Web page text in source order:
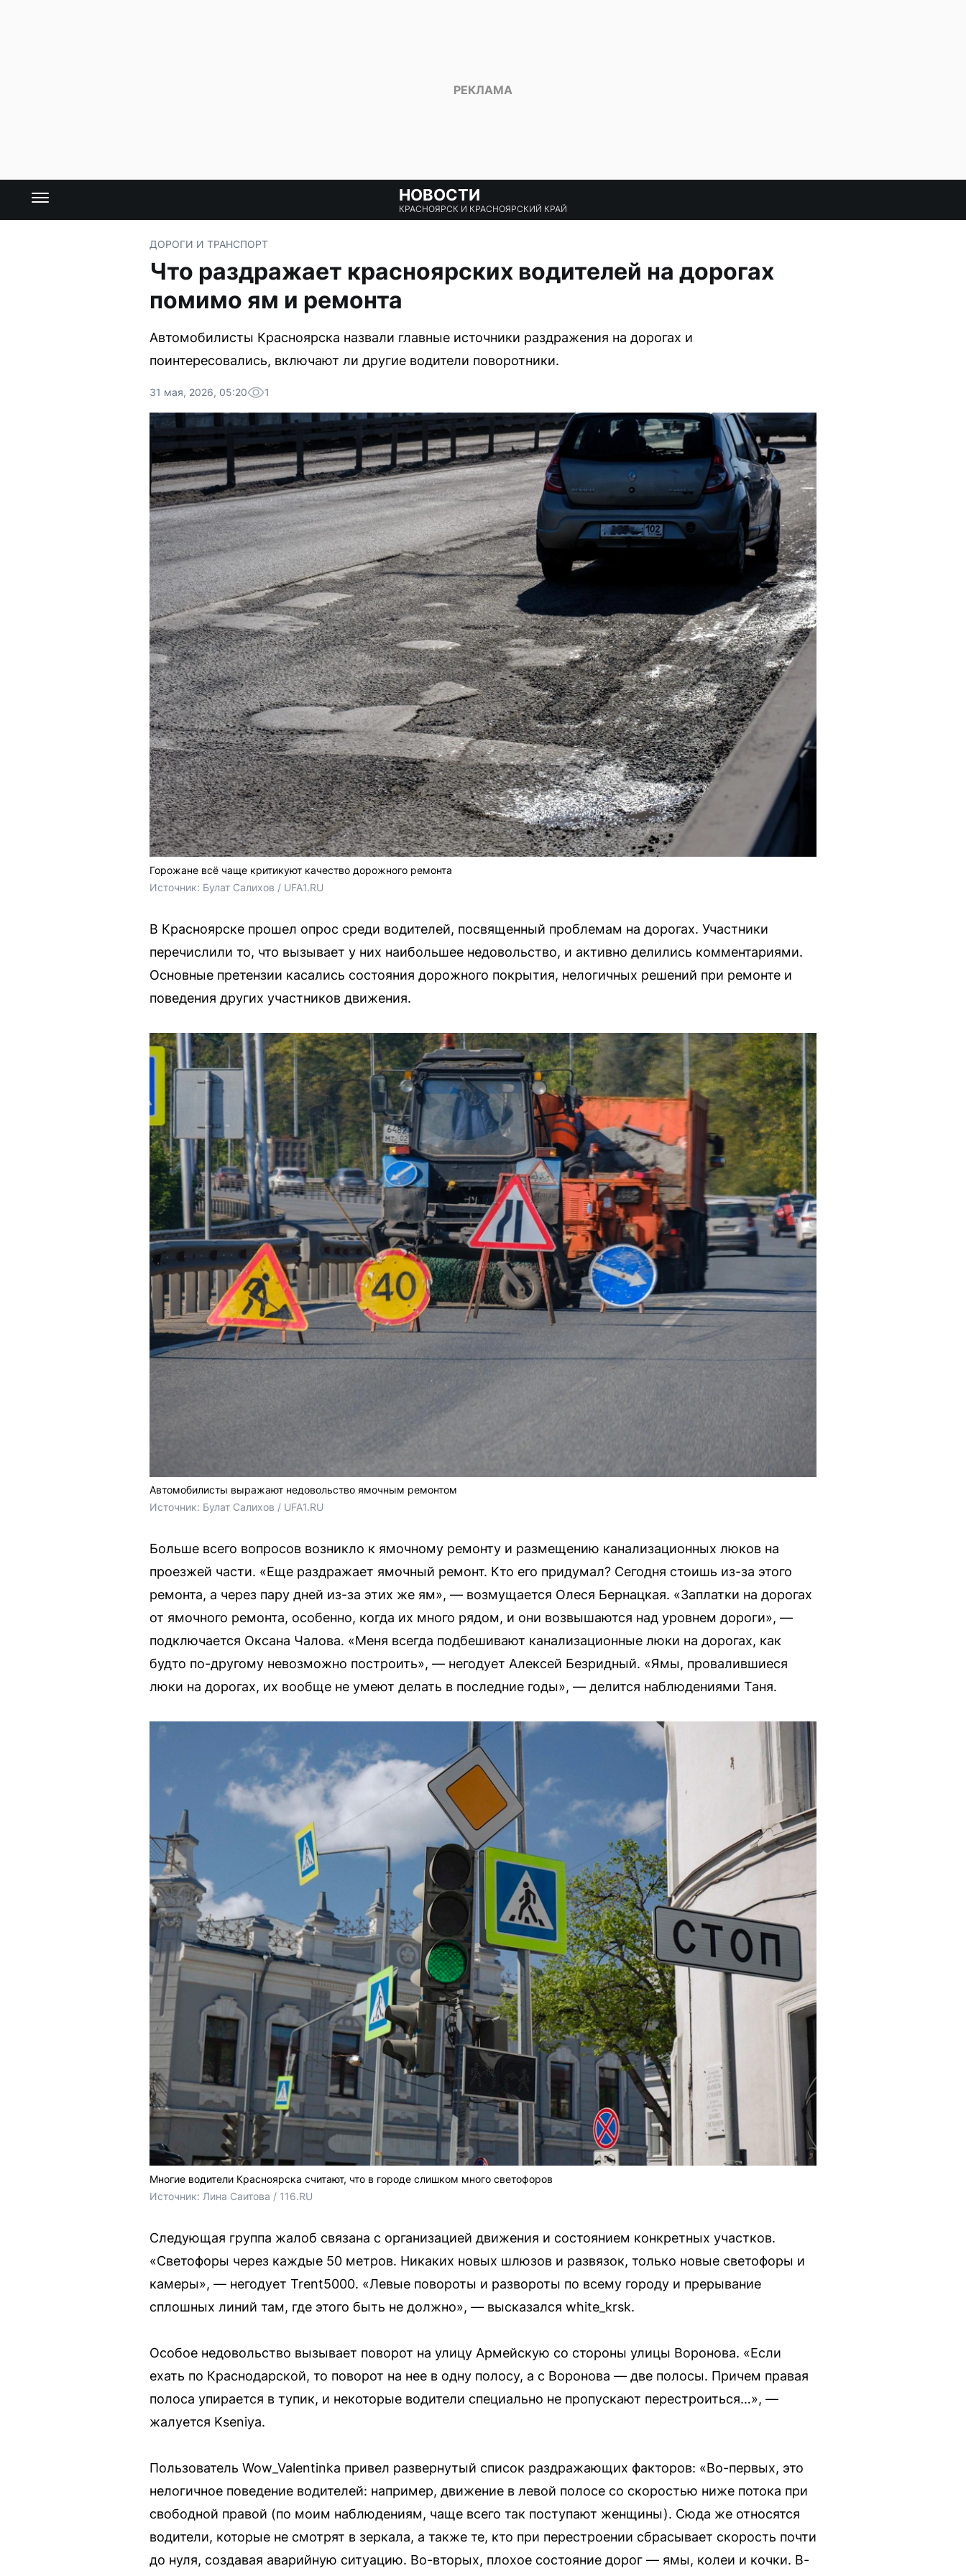
НОВОСТИ
КРАСНОЯРСК И КРАСНОЯРСКИЙ КРАЙ
ДОРОГИ И ТРАНСПОРТ
Что раздражает красноярских водителей на дорогах
помимо ям и ремонта
Автомобилисты Красноярска назвали главные источники раздражения на дорогах и
поинтересовались, включают ли другие водители поворотники.
31 мая, 2026, 05:20 1
Горожане всё чаще критикуют качество дорожного ремонта
Источник: Булат Салихов / UFA1.RU
В Красноярске прошел опрос среди водителей, посвященный проблемам на дорогах. Участники
перечислили то, что вызывает у них наибольшее недовольство, и активно делились комментариями.
Основные претензии касались состояния дорожного покрытия, нелогичных решений при ремонте и
поведения других участников движения.
Автомобилисты выражают недовольство ямочным ремонтом
Источник: Булат Салихов / UFA1.RU
Больше всего вопросов возникло к ямочному ремонту и размещению канализационных люков на
проезжей части. «Еще раздражает ямочный ремонт. Кто его придумал? Сегодня стоишь из-за этого
ремонта, а через пару дней из-за этих же ям», — возмущается Олеся Бернацкая. «Заплатки на дорогах
от ямочного ремонта, особенно, когда их много рядом, и они возвышаются над уровнем дороги», —
подключается Оксана Чалова. «Меня всегда подбешивают канализационные люки на дорогах, как
будто по-другому невозможно построить», — негодует Алексей Безридный. «Ямы, провалившиеся
люки на дорогах, их вообще не умеют делать в последние годы», — делится наблюдениями Таня.
Многие водители Красноярска считают, что в городе слишком много светофоров
Источник: Лина Саитова / 116.RU
Следующая группа жалоб связана с организацией движения и состоянием конкретных участков.
«Светофоры через каждые 50 метров. Никаких новых шлюзов и развязок, только новые светофоры и
камеры», — негодует Trent5000. «Левые повороты и развороты по всему городу и прерывание
сплошных линий там, где этого быть не должно», — высказался white_krsk.
Особое недовольство вызывает поворот на улицу Армейскую со стороны улицы Воронова. «Если
ехать по Краснодарской, то поворот на нее в одну полосу, а с Воронова — две полосы. Причем правая
полоса упирается в тупик, и некоторые водители специально не пропускают перестроиться…», —
жалуется Kseniya.
Пользователь Wow_Valentinka привел развернутый список раздражающих факторов: «Во-первых, это
нелогичное поведение водителей: например, движение в левой полосе со скоростью ниже потока при
свободной правой (по моим наблюдениям, чаще всего так поступают женщины). Сюда же относятся
водители, которые не смотрят в зеркала, а также те, кто при перестроении сбрасывает скорость почти
до нуля, создавая аварийную ситуацию. Во-вторых, плохое состояние дорог — ямы, колеи и кочки. В-